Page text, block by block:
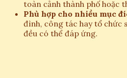
toàn cảnh thành phố hoặc
Phù hợp cho nhiều mục
đình, công tác hay tổ chức
đều có thể đáp ứng.